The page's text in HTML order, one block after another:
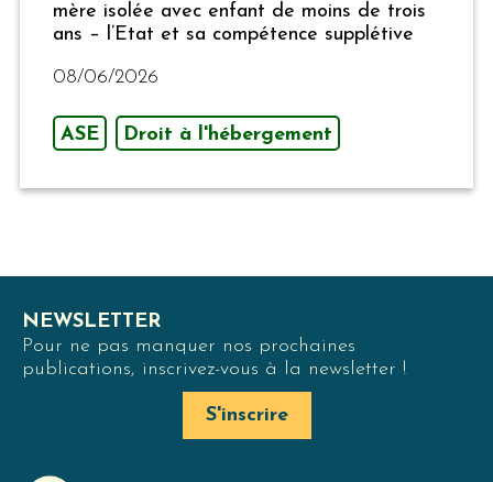
mère isolée avec enfant de moins de trois
ans – l’Etat et sa compétence supplétive
08/06/2026
ASE Droit à l'hébergement
NEWSLETTER
Pour ne pas manquer nos prochaines
publications, inscrivez-vous à la newsletter !
S'inscrire